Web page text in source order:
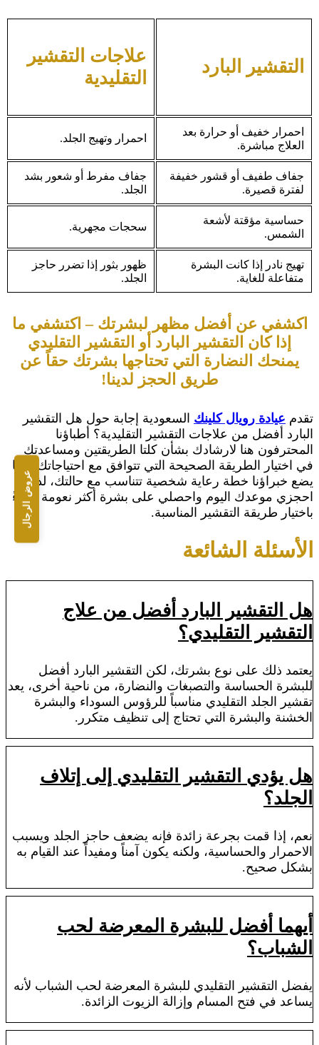
عروض الرجال
التقشير البارد
علاجات التقشير
التقليدية
احمرار خفيف أو حرارة بعد
العلاج مباشرة.
احمرار وتهيج الجلد.
جفاف طفيف أو قشور خفيفة
لفترة قصيرة.
جفاف مفرط أو شعور بشد
الجلد.
حساسية مؤقتة لأشعة
الشمس.
سحجات مجهرية.
تهيج نادر إذا كانت البشرة
متفاعلة للغاية.
ظهور بثور إذا تضرر حاجز
الجلد.
اكشفي عن أفضل مظهر لبشرتك – اكتشفي ما
إذا كان التقشير البارد أو التقشير التقليدي
يمنحك النضارة التي تحتاجها بشرتك حقاً عن
طريق الحجز لدينا!
تقدم عيادة رويال كلينك السعودية إجابة حول هل التقشير
البارد أفضل من علاجات التقشير التقليدية؟ أطباؤنا
المحترفون هنا لارشادك بشأن كلتا الطريقتين ومساعدتك
في اختيار الطريقة الصحيحة التي تتوافق مع احتياجاتك، كما
يضع خبراؤنا خطة رعاية شخصية تتناسب مع حالتك، لذا
احجزي موعدك اليوم واحصلي على بشرة أكثر نعومة ونقاءً
باختيار طريقة التقشير المناسبة.
الأسئلة الشائعة
هل التقشير البارد أفضل من علاج
التقشير التقليدي؟
يعتمد ذلك على نوع بشرتك، لكن التقشير البارد أفضل
للبشرة الحساسة والتصبغات والنضارة، من ناحية أخرى، يعد
تقشير الجلد التقليدي مناسباً للرؤوس السوداء والبشرة
الخشنة والبشرة التي تحتاج إلى تنظيف متكرر.
هل يؤدي التقشير التقليدي إلى إتلاف
الجلد؟
نعم، إذا قمت بجرعة زائدة فإنه يضعف حاجز الجلد ويسبب
الاحمرار والحساسية، ولكنه يكون آمناً ومفيداً عند القيام به
بشكل صحيح.
أيهما أفضل للبشرة المعرضة لحب
الشباب؟
يفضل التقشير التقليدي للبشرة المعرضة لحب الشباب لأنه
يساعد في فتح المسام وإزالة الزيوت الزائدة.